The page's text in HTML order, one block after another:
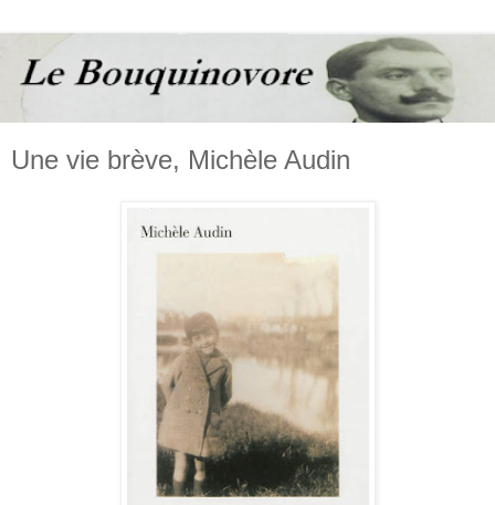
Une vie brève, Michèle Audin